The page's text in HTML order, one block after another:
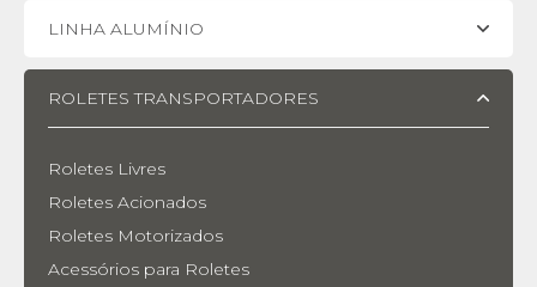
LINHA ALUMÍNIO
ROLETES TRANSPORTADORES
Roletes Livres
Roletes Acionados
Roletes Motorizados
Acessórios para Roletes